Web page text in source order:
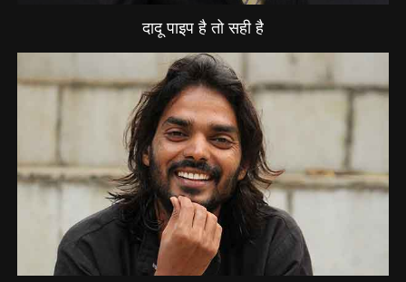
दादू पाइप है तो सही है